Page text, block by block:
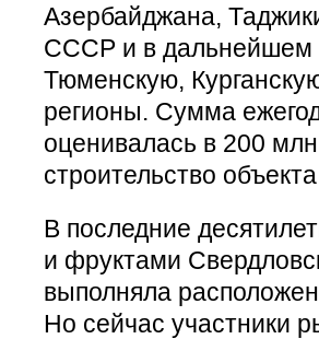
Азербайджана,
СССР и в дальнейшем
Тюменскую,
регионы. Сумма
оценивалась в 200
строительство
В последние
и фруктами
выполняла
Но сейчас участники